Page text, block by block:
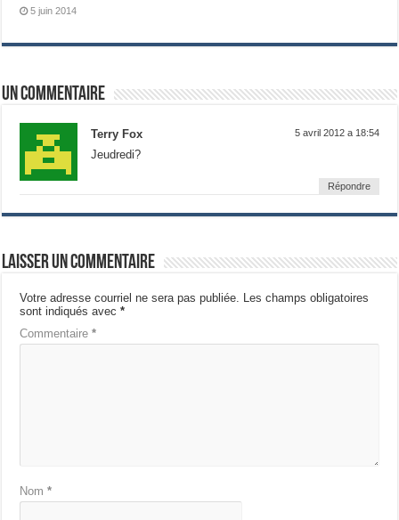
5 juin 2014
Un commentaire
Terry Fox 5 avril 2012 a 18:54
Jeudredi?
Répondre
Laisser un commentaire
Votre adresse courriel ne sera pas publiée. Les champs obligatoires
sont indiqués avec*
Commentaire*
Nom*